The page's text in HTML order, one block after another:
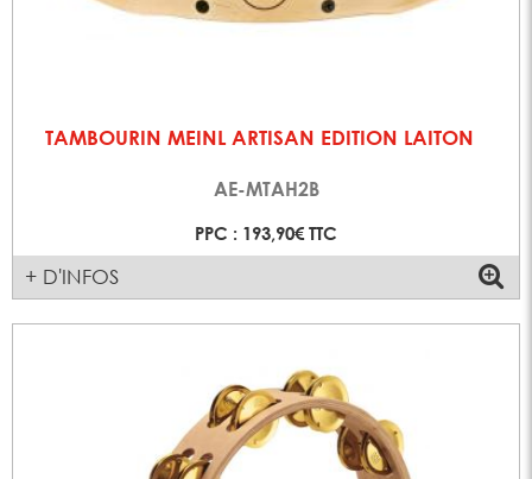
TAMBOURIN MEINL ARTISAN EDITION LAITON
AE-MTAH2B
PPC : 193,90€ TTC
+ D'INFOS